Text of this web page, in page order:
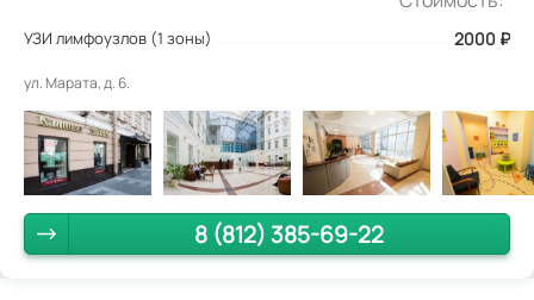
УЗИ лимфоузлов (1 зоны) 2000 ₽
ул. Марата, д. 6.
8 (812) 385-69-22